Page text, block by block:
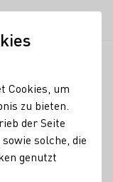
Cookies, um
zu bieten.
der Seite
solche, die
genutzt